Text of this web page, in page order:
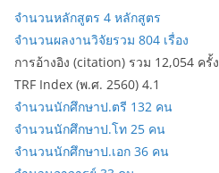
จำนวนหลักสูตร 4 หลักสูตร
จำนวนผลงานวิจัยรวม 804 เรื่อง
การอ้างอิง (citation) รวม 12,054 ครั้ง
TRF Index (พ.ศ. 2560) 4.1
จำนวนนักศึกษาป.ตรี 132 คน
จำนวนนักศึกษาป.โท 25 คน
จำนวนนักศึกษาป.เอก 36 คน